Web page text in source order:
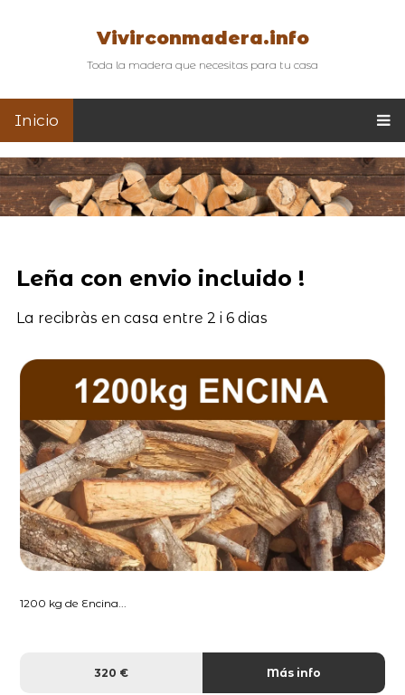
Vivirconmadera.info
Toda la madera que necesitas para tu casa
Inicio
Leña con envio incluido !
La recibràs en casa entre 2 i 6 dias
1200 kg de Encina...
320 € Más info